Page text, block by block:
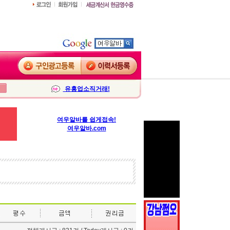
유흥업소직거래!
여우알바를 쉽게접속!
여우알바.com